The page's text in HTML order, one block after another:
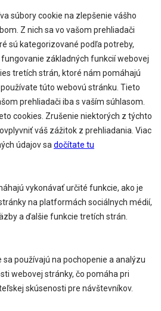
súbory cookie na zlepšenie vášho
Z nich sa vo vašom prehliadači
sú kategorizované podľa potreby,
základných funkcií webovej
tretích strán, ktoré nám pomáhajú
túto webovú stránku. Tieto
prehliadači iba s vaším súhlasom.
cookies. Zrušenie niektorých z týchto
váš zážitok z prehliadania. Viac
údajov sa dočítate tu
vykonávať určité funkcie, ako je
na platformách sociálnych médií,
a ďalšie funkcie tretích strán.
používajú na pochopenie a analýzu
webovej stránky, čo pomáha pri
skúsenosti pre návštevníkov.